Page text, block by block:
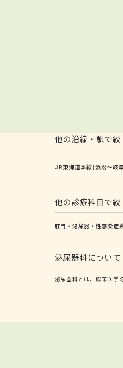
他の沿線・駅で絞
JR東海道本線(浜松～岐
他の診療科目で絞
肛門・泌尿器・性感染症
泌尿器科について
泌尿器科とは、臨床医学